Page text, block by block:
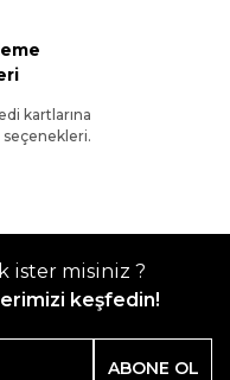
kartlarına
ister misiniz ?
keşfedin!
ABONE OL